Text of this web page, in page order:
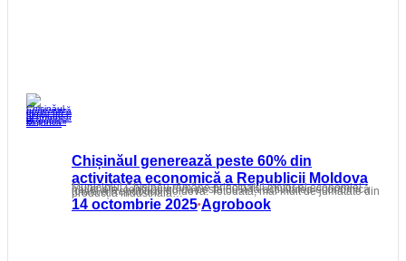
Chișinăul generează peste 60% din
activitatea economică a Republicii Moldova
Municipiul Chișinău rămâne principalul motor al economiei naționale, contribuind cu peste 60% la activitatea economică totală a Republicii Moldova. Totodată, mai mult de jumătate din producția industrială…
14 octombrie 2025•Agrobook